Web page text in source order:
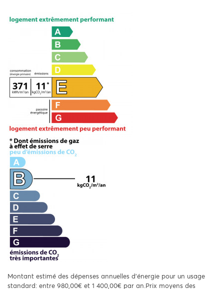
Montant estimé des dépenses annuelles d'énergie pour un usage
standard: entre 980,00€ et 1 400,00€ par an.Prix moyens des